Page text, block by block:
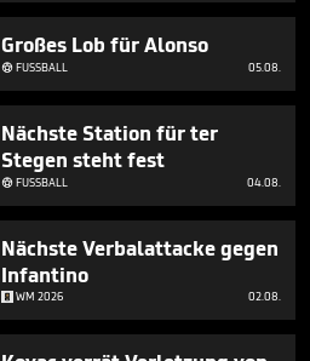
Großes Lob für Alonso
FUSSBALL 05.08.
Nächste Station für ter
Stegen steht fest
FUSSBALL 04.08.
Nächste Verbalattacke gegen
Infantino
WM 2026 02.08.